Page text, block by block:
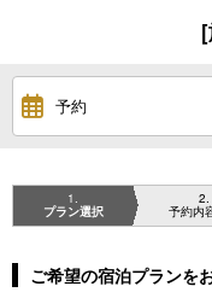
予約
1
プラン選択
2
予約内
ご希望の宿泊プランを